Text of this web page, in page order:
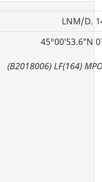
LNM/D.
45°00′53.6″N
(B2018006) LF(164)